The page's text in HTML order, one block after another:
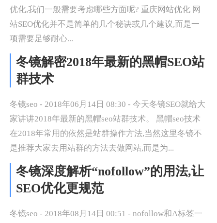
优化,我们一般需要考虑哪些方面呢? 重庆网站优化 网
站SEO优化并不是简单的几个秘诀或几个建议,而是一
项需要足够耐心...
冬镜解密2018年最新的黑帽SEO站
群技术
冬镜seo - 2018年06月14日 08:30 - 今天冬镜SEO就给大
家讲讲2018年最新的黑帽seo站群技术。 黑帽seo技术
在2018年常用的依然是站群操作方法,当然这里冬镜不
是推荐大家去用站群的方法去做网站,而是为...
冬镜深度解析“nofollow”的用法,让
SEO优化更规范
冬镜seo - 2018年08月14日 00:51 - nofollow和A标签一